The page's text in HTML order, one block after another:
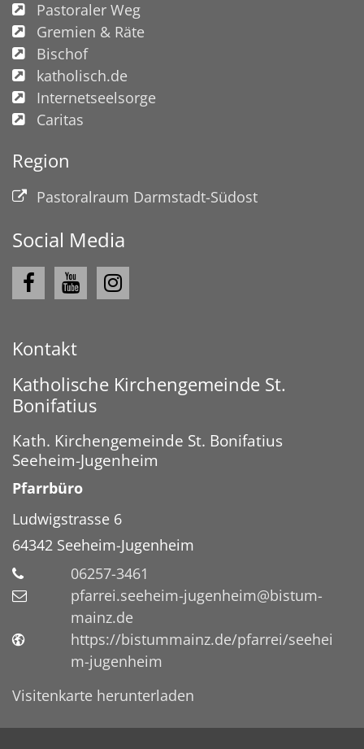
Pastoraler Weg
Gremien & Räte
Bischof
katholisch.de
Internetseelsorge
Caritas
Region
Pastoralraum Darmstadt-Südost
Social Media
Kontakt
Katholische Kirchengemeinde St.
Bonifatius
Kath. Kirchengemeinde St. Bonifatius
Seeheim-Jugenheim
Pfarrbüro
Ludwigstrasse 6
64342 Seeheim-Jugenheim
06257-3461
pfarrei.seeheim-jugenheim@bistum-
mainz.de
https://bistummainz.de/pfarrei/seehei
m-jugenheim
Visitenkarte herunterladen